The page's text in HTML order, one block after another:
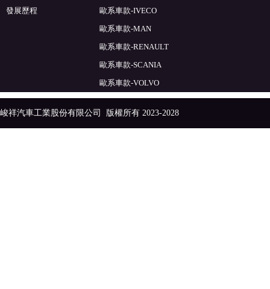
發展歷程
歐系車款-IVECO
歐系車款-MAN
歐系車款-RENAULT
歐系車款-SCANIA
歐系車款-VOLVO
峻祥汽車工業股份有限公司 版權所有 2023-2028